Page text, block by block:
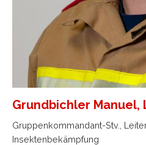
Grundbichler Manuel,
Gruppenkommandant-Stv.,
Insektenbekämpfung